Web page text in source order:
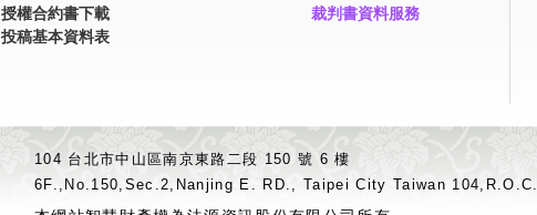
授權合約書下載
投稿基本資料表
裁判書資料服務
104 台北市中山區南京東路二段 150 號 6 樓
6F.,No.150,Sec.2,Nanjing E. RD., Taipei City Taiwan 104,R.O.C.